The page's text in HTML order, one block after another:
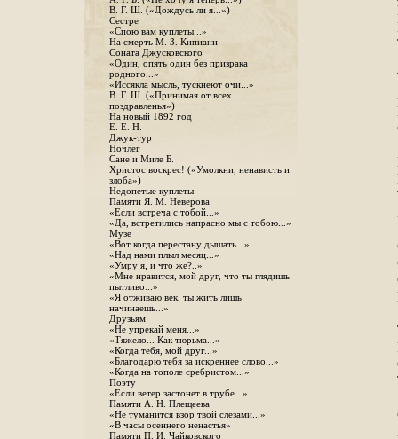
В. Г. Ш. («Дождусь ли я...»)
Сестре
«Спою вам куплеты...»
На смерть М. З. Кипиани
Соната Джусковского
«Один, опять один без призрака
родного...»
«Иссякла мысль, тускнеют очи...»
В. Г. Ш. («Принимая от всех
поздравленья»)
На новый 1892 год
Е. Е. Н.
Джук-тур
Ночлег
Сане и Миле Б.
Христос воскрес! («Умолкни, ненависть и
злоба»)
Недопетые куплеты
Памяти Я. М. Неверова
«Если встреча с тобой...»
«Да, встретились напрасно мы с тобою...»
Музе
«Вот когда перестану дышать...»
«Над нами плыл месяц...»
«Умру я, и что же?..»
«Мне нравится, мой друг, что ты глядишь
пытливо...»
«Я отживаю век, ты жить лишь
начинаешь...»
Друзьям
«Не упрекай меня...»
«Тяжело... Как тюрьма...»
«Когда тебя, мой друг...»
«Благодарю тебя за искреннее слово...»
«Когда на тополе сребристом...»
Поэту
«Если ветер застонет в трубе...»
Памяти А. Н. Плещеева
«Не туманится взор твой слезами...»
«В часы осеннего ненастья»
Памяти П. И. Чайковского